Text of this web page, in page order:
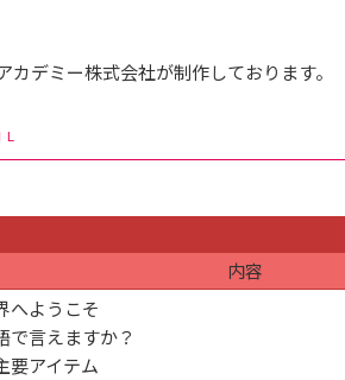
デミー株式会社が制作しております。
内容
へようこそ
で言えますか？
要アイテム